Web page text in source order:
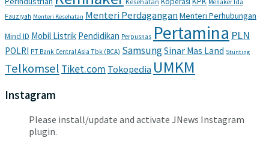
Menaker Ida
Fauziyah Menteri Kesehatan Menteri PerdaganganMenteri Perhubungan
Mind ID Mobil Listrik Pendidikan Perpusnas Pertamina PLN
POLRI PT Bank Central Asia Tbk (BCA) SamsungSinar Mas Land Stunting
Telkomsel Tiket.com Tokopedia UMKM
Instagram
Please install/update and activate JNews Instagram
plugin.